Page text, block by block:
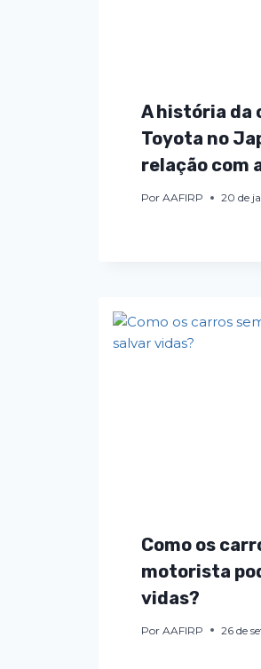
A história da
Toyota no
relação com
Por AAFIRP 20 de
Como os
motorista
vidas?
Por AAFIRP 26 de